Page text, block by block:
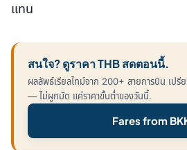
แทน
สนใจ? ดูราคา THB สดตอนนี้.
ผลลัพธ์เรียลไทม์จาก 200+ สายการบิน เปรี
— ไม่ผูกมัด แค่ราคาขั้นต่ำของวันนี้.
Fares from